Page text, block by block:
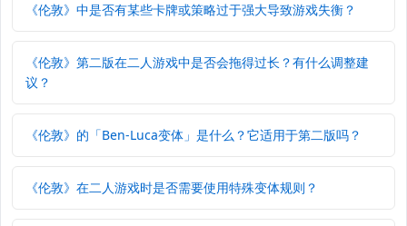
《伦敦》中是否有某些卡牌或策略过于强大导致游戏失衡？
《伦敦》第二版在二人游戏中是否会拖得过长？有什么调整建
议？
《伦敦》的「Ben-Luca变体」是什么？它适用于第二版吗？
《伦敦》在二人游戏时是否需要使用特殊变体规则？